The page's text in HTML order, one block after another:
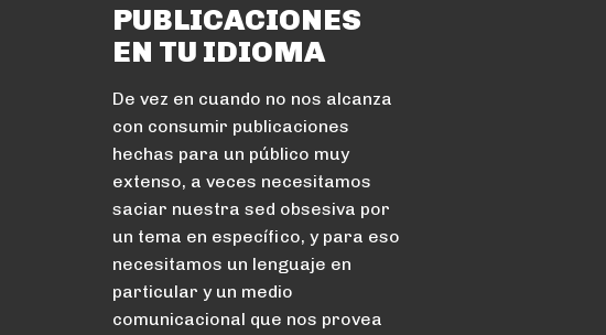
PUBLICACIONES
EN TU IDIOMA
De vez en cuando no nos alcanza
con consumir publicaciones
hechas para un público muy
extenso, a veces necesitamos
saciar nuestra sed obsesiva por
un tema en específico, y para eso
necesitamos un lenguaje en
particular y un medio
comunicacional que nos provea